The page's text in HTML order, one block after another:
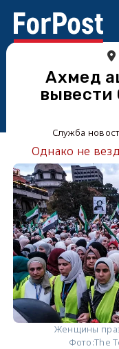
Ахмед
Служба
Однако не
Женщины
Фото:The